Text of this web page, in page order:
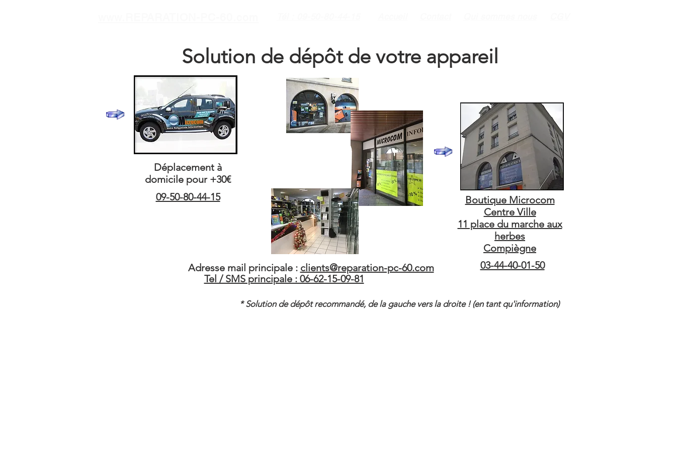
Solution de dépôt de votre appareil
Déplacement à
domicile pour +30€
09-50-80-44-15
Boutique Microcom
Centre Ville
11 place du marche aux
herbes
Compiègne
Adresse mail principale : clients@reparation-pc-60.com
Tel / SMS principale : 06-62-15-09-81
03-44-40-01-50
* Solution de dépôt recommandé, de la gauche vers la droite ! (en tant qu'information)